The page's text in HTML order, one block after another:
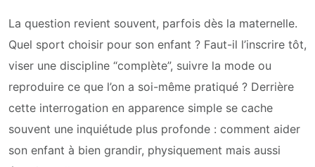
La question revient souvent, parfois dès la maternelle.
Quel sport choisir pour son enfant ? Faut-il l’inscrire tôt,
viser une discipline “complète”, suivre la mode ou
reproduire ce que l’on a soi-même pratiqué ? Derrière
cette interrogation en apparence simple se cache
souvent une inquiétude plus profonde : comment aider
son enfant à bien grandir, physiquement mais aussi